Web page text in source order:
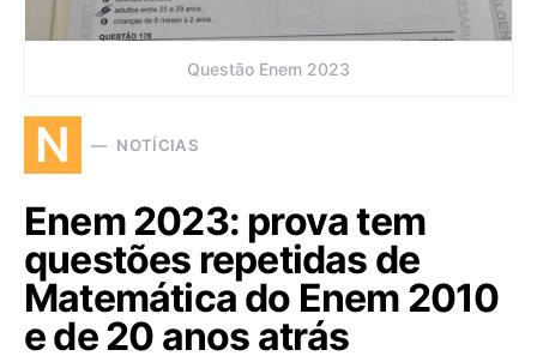
Questão Enem 2023
N NOTÍCIAS
Enem 2023: prova tem
questões repetidas de
Matemática do Enem 2010
e de 20 anos atrás